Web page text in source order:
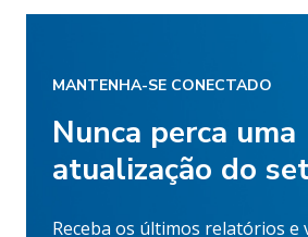
MANTENHA-SE CONECTADO
Nunca perca uma
atualização do
Receba os últimos relatórios e